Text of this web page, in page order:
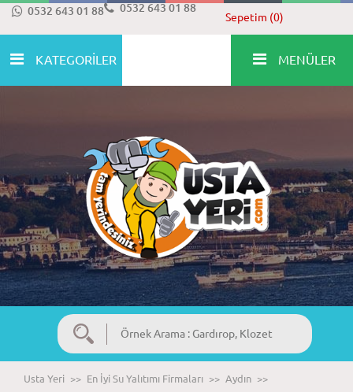
0532 643 01 88 0532 643 01 88
Sepetim (0)
KATEGORİLER MENÜLER
Usta Yeri >> En İyi Su Yalıtımı Firmaları >> Aydın >>